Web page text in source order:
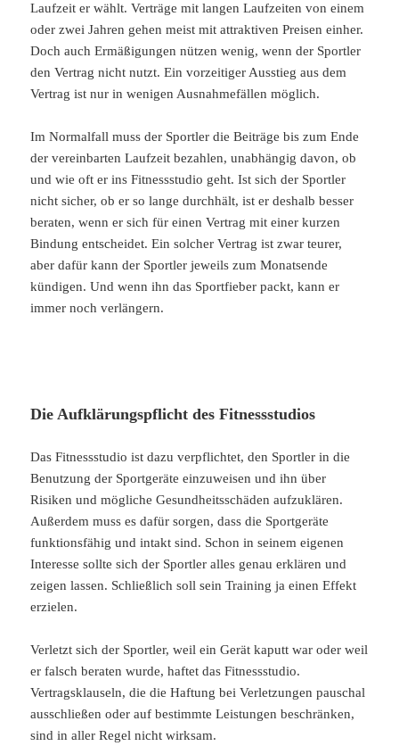
Laufzeit er wählt. Verträge mit langen Laufzeiten von einem
oder zwei Jahren gehen meist mit attraktiven Preisen einher.
Doch auch Ermäßigungen nützen wenig, wenn der Sportler
den Vertrag nicht nutzt. Ein vorzeitiger Ausstieg aus dem
Vertrag ist nur in wenigen Ausnahmefällen möglich.
Im Normalfall muss der Sportler die Beiträge bis zum Ende
der vereinbarten Laufzeit bezahlen, unabhängig davon, ob
und wie oft er ins Fitnessstudio geht. Ist sich der Sportler
nicht sicher, ob er so lange durchhält, ist er deshalb besser
beraten, wenn er sich für einen Vertrag mit einer kurzen
Bindung entscheidet. Ein solcher Vertrag ist zwar teurer,
aber dafür kann der Sportler jeweils zum Monatsende
kündigen. Und wenn ihn das Sportfieber packt, kann er
immer noch verlängern.
Die Aufklärungspflicht des Fitnessstudios
Das Fitnessstudio ist dazu verpflichtet, den Sportler in die
Benutzung der Sportgeräte einzuweisen und ihn über
Risiken und mögliche Gesundheitsschäden aufzuklären.
Außerdem muss es dafür sorgen, dass die Sportgeräte
funktionsfähig und intakt sind. Schon in seinem eigenen
Interesse sollte sich der Sportler alles genau erklären und
zeigen lassen. Schließlich soll sein Training ja einen Effekt
erzielen.
Verletzt sich der Sportler, weil ein Gerät kaputt war oder weil
er falsch beraten wurde, haftet das Fitnessstudio.
Vertragsklauseln, die die Haftung bei Verletzungen pauschal
ausschließen oder auf bestimmte Leistungen beschränken,
sind in aller Regel nicht wirksam.